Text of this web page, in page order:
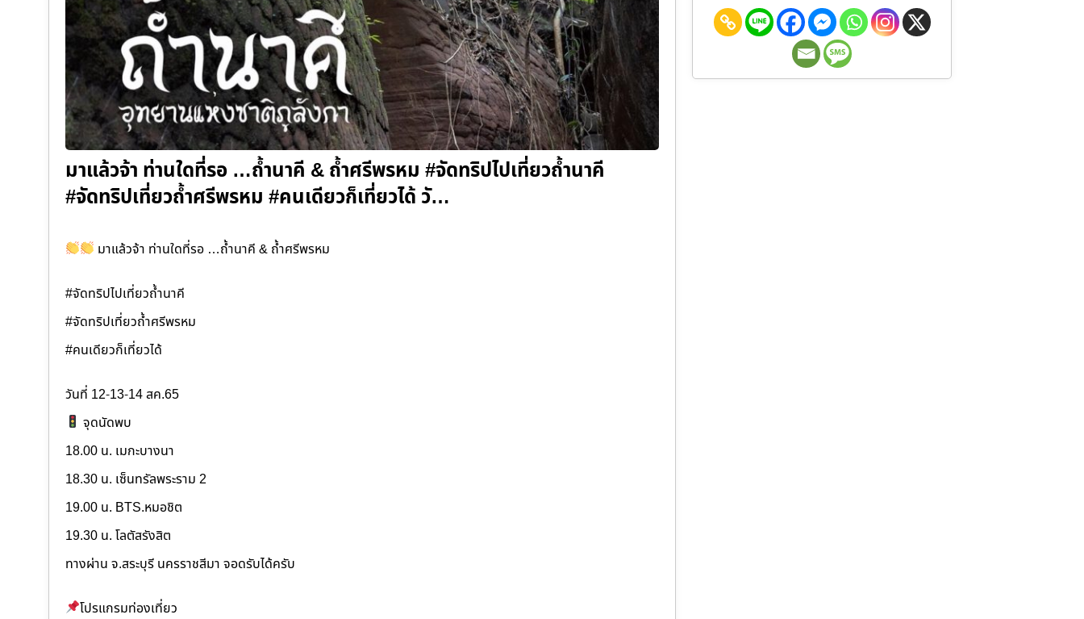
มาแล้วจ้า ท่านใดที่รอ …ถ้ำนาคี & ถ้ำศรีพรหม #จัดทริปไปเที่ยวถ้ำนาคี
#จัดทริปเที่ยวถ้ำศรีพรหม #คนเดียวก็เที่ยวได้ วั…
มาแล้วจ้า ท่านใดที่รอ …ถ้ำนาคี & ถ้ำศรีพรหม
#จัดทริปไปเที่ยวถ้ำนาคี
#จัดทริปเที่ยวถ้ำศรีพรหม
#คนเดียวก็เที่ยวได้
วันที่ 12-13-14 สค.65
จุดนัดพบ
18.00 น. เมกะบางนา
18.30 น. เซ็นทรัลพระราม 2
19.00 น. BTS.หมอชิต
19.30 น. โลตัสรังสิต
ทางผ่าน จ.สระบุรี นครราชสีมา จอดรับได้ครับ
โปรแกรมท่องเที่ยว